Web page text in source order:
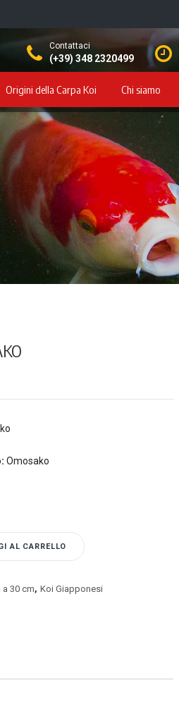
Contattaci
(+39) 348 2320499
Origini della Carpa Koi Chi siamo
Omosako
AL CARRELLO
a 30 cm, Koi Giapponesi